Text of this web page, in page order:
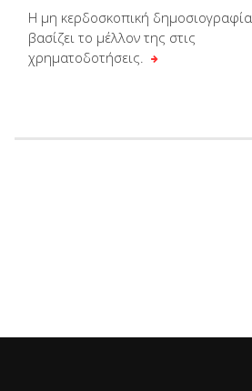
Η μη κερδοσκοπική δημοσιογραφία
βασίζει το μέλλον της στις
χρηματοδοτήσεις.